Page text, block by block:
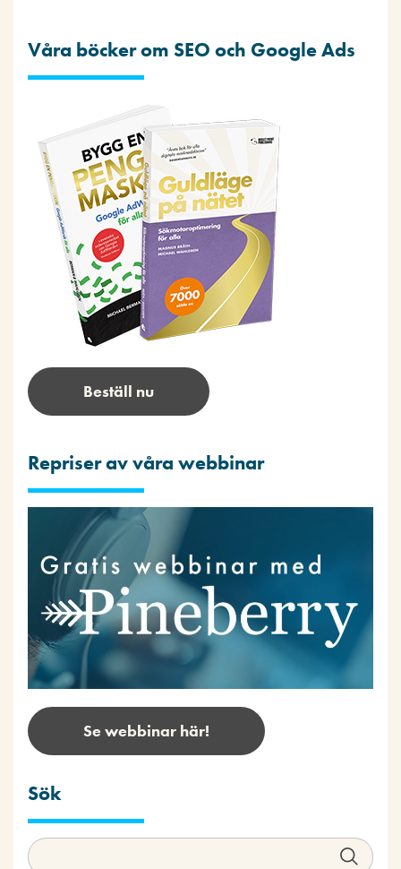
Våra böcker om SEO och Google Ads
Beställ nu
Repriser av våra webbinar
Se webbinar här!
Sök